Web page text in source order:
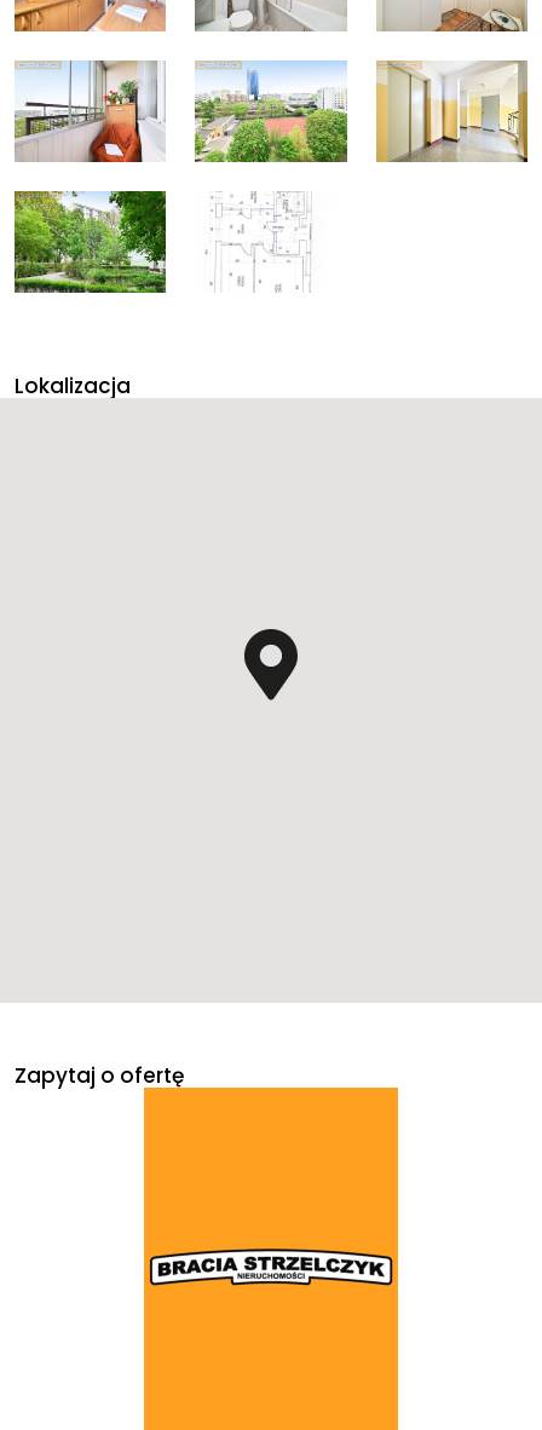
Lokalizacja
Zapytaj o ofertę